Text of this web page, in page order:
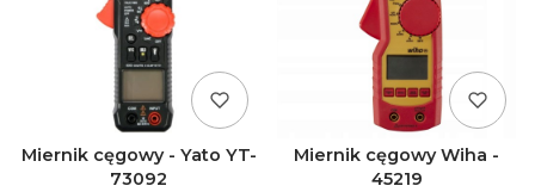
Miernik cęgowy - Yato YT-
73092
Miernik cęgowy Wiha -
45219